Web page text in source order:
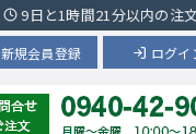
9日と1時間21分以内の注
ログイ
新規会員登録